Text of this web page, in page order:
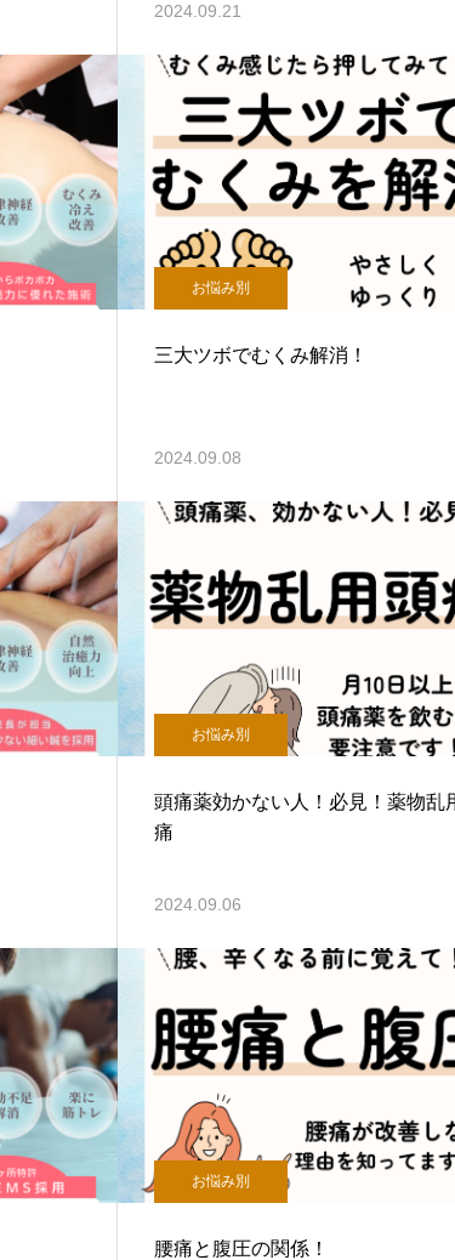
2024.09.21
お悩み別
三大ツボでむくみ解消！
2024.09.08
お悩み別
頭痛薬効かない人！必見！薬物乱
痛
2024.09.06
お悩み別
腰痛と腹圧の関係！